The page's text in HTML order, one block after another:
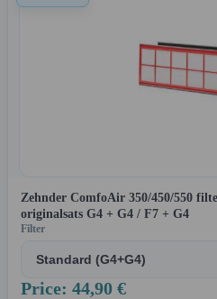
Zehnder ComfoAir 350/450/550
originalsats G4 + G4 / F7 + G4
Filter
Price: 44,90 €